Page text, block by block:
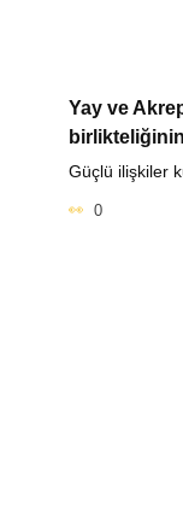
Yay ve
Güçlü ilişkiler
0